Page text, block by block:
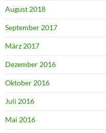
August 2018
September 2017
März 2017
Dezember 2016
Oktober 2016
Juli 2016
Mai 2016